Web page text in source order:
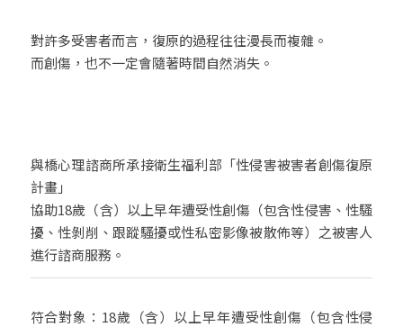
對許多受害者而言，復原的過程往往漫長而複雜。
而創傷，也不一定會隨著時間自然消失。
與橋心理諮商所承接衛生福利部「性侵害被害者創傷復原
計畫」
協助18歲（含）以上早年遭受性創傷（包含性侵害、性騷
擾、性剝削、跟蹤騷擾或性私密影像被散佈等）之被害人
進行諮商服務。
符合對象：18歲（含）以上早年遭受性創傷（包含性侵